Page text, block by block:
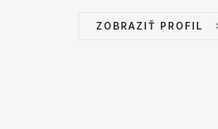
ZOBRAZIŤ PROFIL